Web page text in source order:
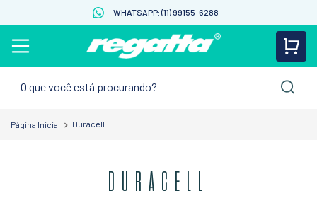
WHATSAPP: (11) 99155-6288
Duracell
DURACELL